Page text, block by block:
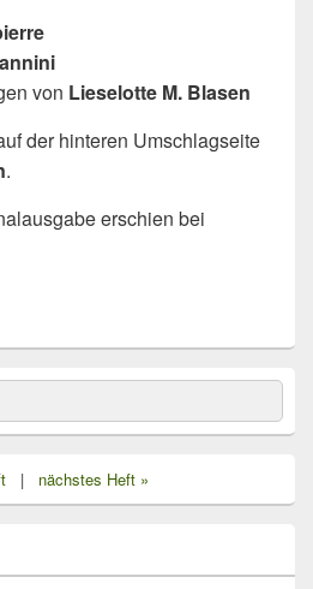
von Lieselotte M. Blasen
der hinteren Umschlagseite
.
erschien bei
| nächstes Heft »